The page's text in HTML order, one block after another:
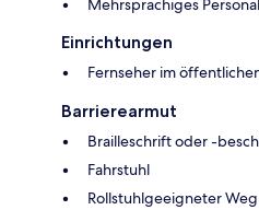
Mehrsprachiges Personal
Einrichtungen
Fernseher im
Barrierearmut
Brailleschrift oder -
Fahrstuhl
Rollstuhlgeeigneter